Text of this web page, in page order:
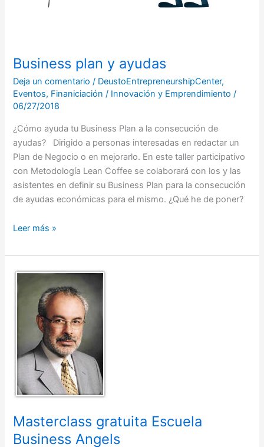
Business plan y ayudas
Deja un comentario / DeustoEntrepreneurshipCenter,
Eventos, Finaniciación / Innovación y Emprendimiento/
06/27/2018
¿Cómo ayuda tu Business Plan a la consecución de
ayudas? Dirigido a personas interesadas en redactar un
Plan de Negocio o en mejorarlo. En este taller participativo
con Metodología Lean Coffee se colaborará con los y las
asistentes en definir su Business Plan para la consecución
de ayudas económicas para el mismo. ¿Qué he de poner?
Leer más »
Masterclass gratuita Escuela
Business Angels
Masterclass
Escuela
Business
Angels